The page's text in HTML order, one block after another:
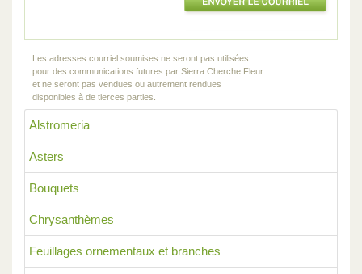
Alstromeria
Asters
Bouquets
Chrysanthèmes
Feuillages ornementaux et branches
Les adresses courriel soumises ne seront pas utilisées
pour des communications futures par Sierra Cherche Fleur
et ne seront pas vendues ou autrement rendues
disponibles à de tierces parties.